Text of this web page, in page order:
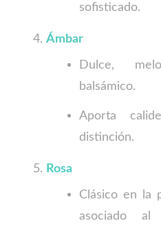
sofisticado.
Ámbar
Dulce,
balsámico.
Aporta
distinción.
Rosa
Clásico en la
asociado